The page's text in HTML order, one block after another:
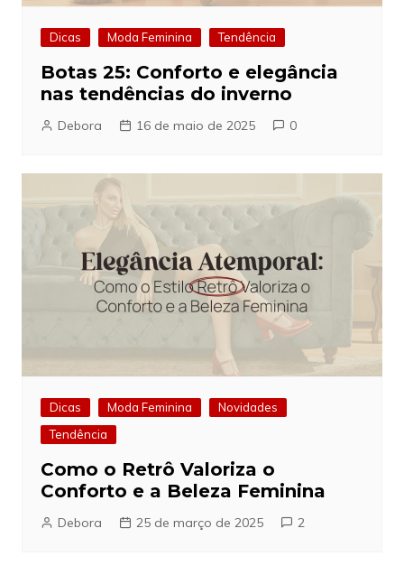
Dicas Moda Feminina Tendência
Botas 25: Conforto e elegância
nas tendências do inverno
Debora 16 de maio de 2025 0
Dicas Moda Feminina
Novidades
Tendência
Como o Retrô Valoriza o
Conforto e a Beleza Feminina
Debora 25 de março de 2025 2